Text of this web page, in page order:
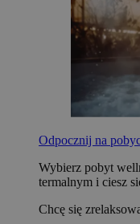
Odpocznij na
Wybierz pobyt
termalnym i ciesz
Chcę się